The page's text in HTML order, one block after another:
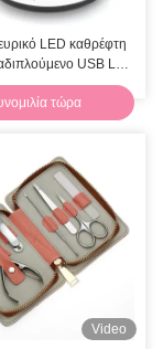
LED καθρέφτη
USB Led
καθρέφτη μακιγιάζ
τώρα
Video